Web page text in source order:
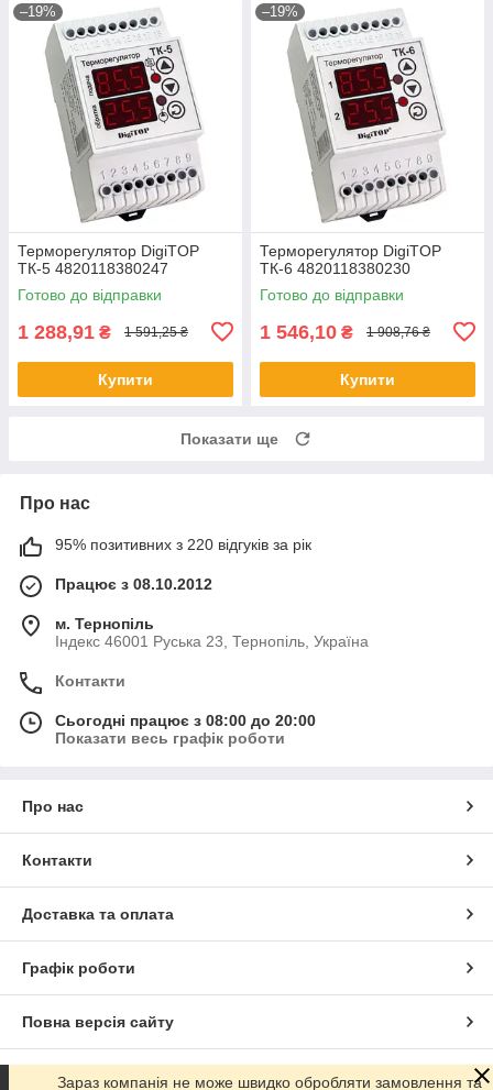
–19%
Терморегулятор DigiTOP
ТК-5 4820118380247
Готово до відправки
1 288,91 ₴ 1 591,25 ₴
Купити
–19%
Терморегулятор DigiTOP
ТК-6 4820118380230
Готово до відправки
1 546,10 ₴ 1 908,76 ₴
Купити
Показати ще
Про нас
95% позитивних з 220 відгуків за рік
Працює з 08.10.2012
м. Тернопіль
Індекс 46001 Руська 23, Тернопіль, Україна
Контакти
Сьогодні працює з 08:00 до 20:00
Показати весь графік роботи
Про нас
Контакти
Доставка та оплата
Графік роботи
Повна версія сайту
Сайт створено на маркетплейсі Prom.ua
Зараз компанія не може швидко обробляти замовлення та